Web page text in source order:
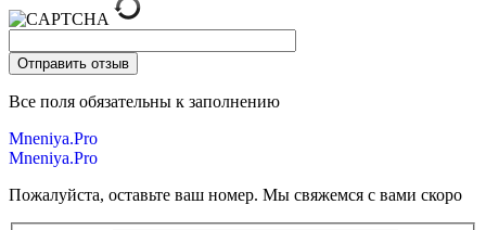
Все поля обязательны к заполнению
Mneniya.Pro
Mneniya.Pro
Пожалуйста, оставьте ваш номер. Мы свяжемся с вами скоро